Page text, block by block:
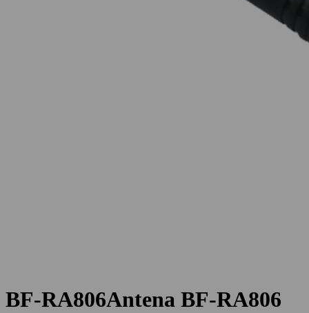
BF-RA806Antena BF-RA806